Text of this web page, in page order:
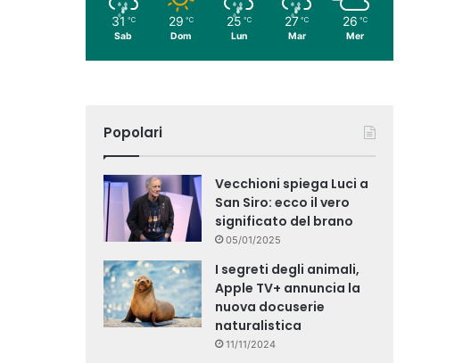
31 ℃
Sab
29 ℃
Dom
25 ℃
Lun
27 ℃
Mar
26 ℃
Mer
Popolari
Vecchioni spiega Luci a
San Siro: ecco il vero
significato del brano
05/01/2025
I segreti degli animali,
Apple TV+ annuncia la
nuova docuserie
naturalistica
11/11/2024